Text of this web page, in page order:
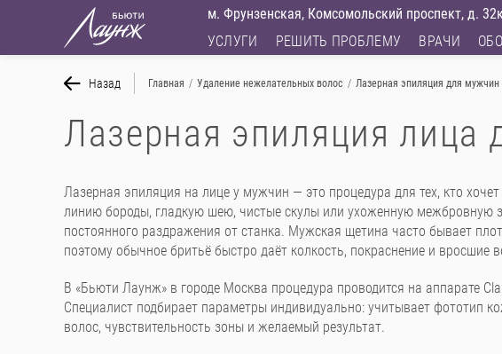
м. Фрунзенская, Комсомольский проспект, д.
УСЛУГИ
РЕШИТЬ ПРОБЛЕМУ ВРАЧИ
Назад Главная / Удаление нежелательных волос / Лазерная эпиляция для мужчин
Лазерная эпиляция лица
Лазерная эпиляция на лице у мужчин — это процедура для тех, кто
линию бороды, гладкую шею, чистые скулы или ухоженную межбровную
постоянного раздражения от станка. Мужская щетина часто бывает
поэтому обычное бритьё быстро даёт колкость, покраснение и вросшие
В «Бьюти Лаунж» в городе Москва процедура проводится на аппарате
Специалист подбирает параметры индивидуально: учитывает фототип
волос, чувствительность зоны и желаемый результат.